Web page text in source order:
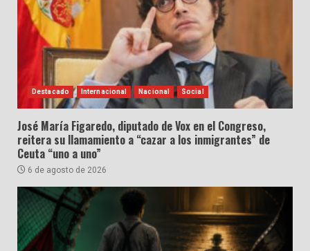
Destacado Internacional Nacional Social
José María Figaredo, diputado de Vox en el Congreso,
reitera su llamamiento a “cazar a los inmigrantes” de
Ceuta “uno a uno”
6 de agosto de 2026